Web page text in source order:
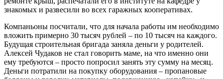
знакомых и развесили во всех гаражных кооперативах.
Компаньоны посчитали, что для начала работы им необходимо
вложить примерно 30 тысяч рублей – по 10 тысяч на каждого.
Будущая строительная бригада заняла деньги у родителей.
Алексей Чудаков не стал говорить маме, на что именно они
ему требуются – просто попросил занять эту сумму на месяц.
Деньги потратили на покупку оборудования – пропановые